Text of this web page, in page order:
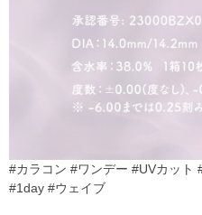
#カラコン #ワンデー #UVカット
#1day #ウェイブ